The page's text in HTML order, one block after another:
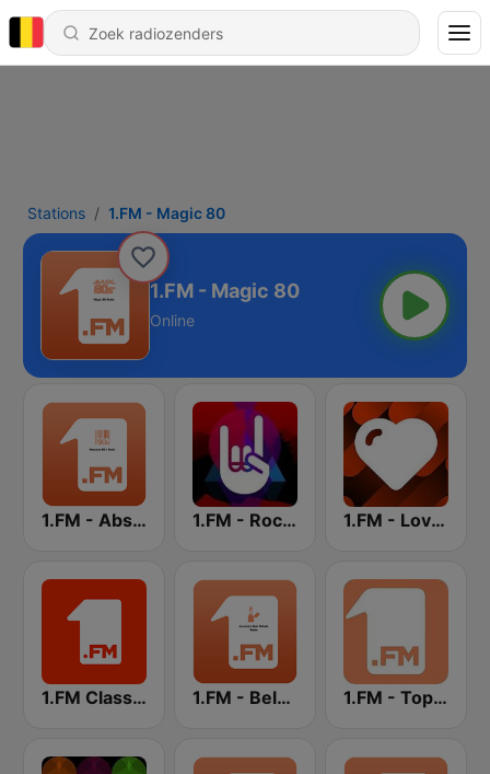
Stations 1.FM - Magic 80
1.FM - Magic 80
Online
1.FM - Absolute 90s 1.FM - Rock Classics 1.FM - Love Classics
1.FM Classic Rock 1.FM - Beloved Ballads 1.FM - Top 40